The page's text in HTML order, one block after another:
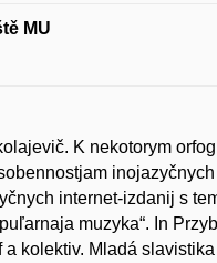
MU
K nekotorym
internet-izdanij s
muzyka“. In
a kolektiv. Mladá